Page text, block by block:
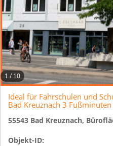
1 / 10
Ideal für Fahrschulen und
Bad Kreuznach 3
55543 Bad Kreuznach,
Objekt-ID: